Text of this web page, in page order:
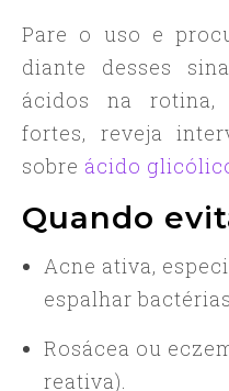
Pare o uso e
diante desses
ácidos na rotina,
fortes, reveja
sobre ácido
Quando
Acne ativa,
espalhar
Rosácea ou
reativa).